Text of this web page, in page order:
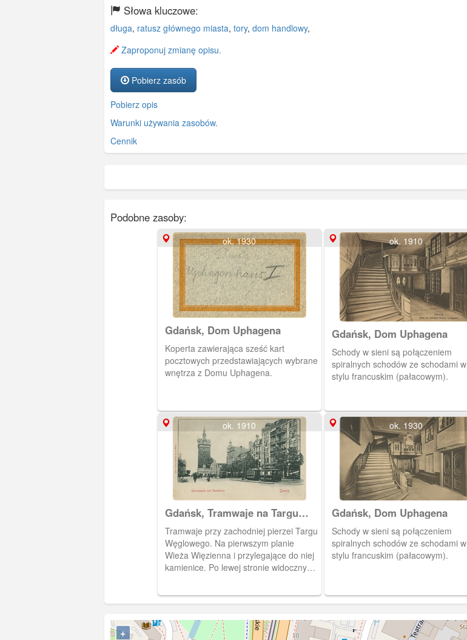
Słowa kluczowe:
długa, ratusz głównego miasta, tory, dom handlowy,
Zaproponuj zmianę opisu.
Pobierz zasób
Pobierz opis
Warunki używania zasobów.
Cennik
Podobne zasoby:
ok. 1930
Gdańsk, Dom Uphagena
Koperta zawierająca sześć kart
pocztowych przedstawiających wybrane
wnętrza z Domu Uphagena.
ok. 1910
Gdańsk, Dom Uphagena
Schody w sieni są połączeniem
spiralnych schodów ze schodami w
stylu francuskim (pałacowym).
ok. 1910
Gdańsk, Tramwaje na Targu
Węglowym i Wieża Więzienna
Tramwaje przy zachodniej pierzei Targu
Węglowego. Na pierwszym planie
Wieża Więzienna i przylegające do niej
kamienice. Po lewej stronie widoczny
ok. 1930
Gdańsk, Dom Uphagena
Schody w sieni są połączeniem
spiralnych schodów ze schodami w
stylu francuskim (pałacowym).
+